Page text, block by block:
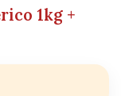
1kg +